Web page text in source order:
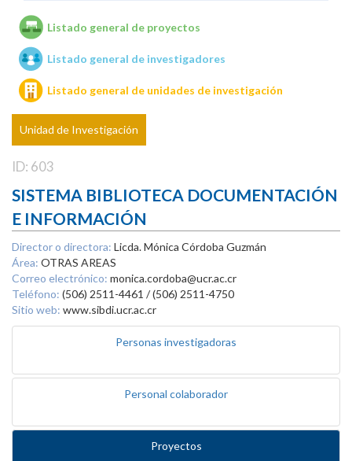
Unidades de investigación
Listado general de proyectos
Listado general de investigadores
Listado general de unidades de investigación
Unidad de Investigación
ID: 603
SISTEMA BIBLIOTECA DOCUMENTACIÓN
E INFORMACIÓN
Director o directora: Licda. Mónica Córdoba Guzmán
Área: OTRAS AREAS
Correo electrónico: monica.cordoba@ucr.ac.cr
Teléfono: (506) 2511-4461 / (506) 2511-4750
Sitio web: www.sibdi.ucr.ac.cr
Personas investigadoras
Personal colaborador
Proyectos